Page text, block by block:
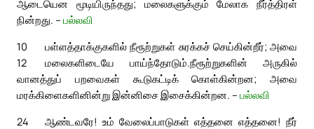
ஆடையென மூடியிருந்தது; மலைகளுக்கும் மேலாக நீர்த்திரள்
நின்றது. – பல்லவி
10
பள்ளத்தாக்குகளில் நீரூற்றுகள் சுரக்கச் செய்கின்றீர்; அவை
மலைகளிடையே பாய்ந்தோடும்.
12
நீரூற்றுகளின் அருகில்
வானத்துப் பறவைகள் கூடுகட்டிக் கொள்கின்றன; அவை
மரக்கிளைகளினின்று இன்னிசை இசைக்கின்றன. – பல்லவி
24
ஆண்டவரே! உம் வேலைப்பாடுகள் எத்தனை எத்தனை! நீர்